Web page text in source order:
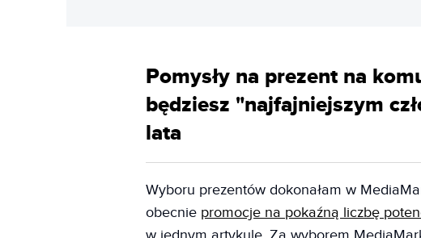
Pomysły na prezent na
będziesz "najfajniejszym
lata
Wyboru prezentów dokonałam w
obecnie promocje na pokaźną liczbę